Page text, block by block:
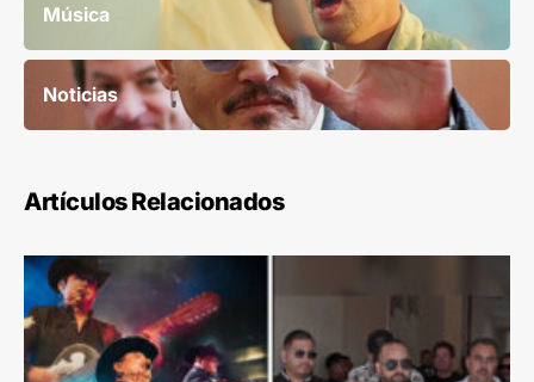
Música
Noticias
Artículos Relacionados